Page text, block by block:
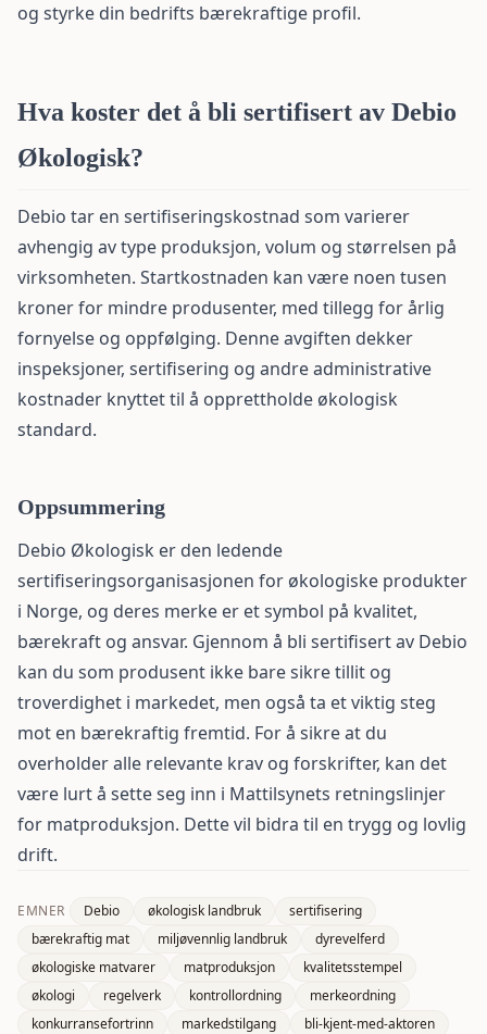
og styrke din bedrifts bærekraftige profil.
Hva koster det å bli sertifisert av Debio
Økologisk?
Debio tar en sertifiseringskostnad som varierer
avhengig av type produksjon, volum og størrelsen på
virksomheten. Startkostnaden kan være noen tusen
kroner for mindre produsenter, med tillegg for årlig
fornyelse og oppfølging. Denne avgiften dekker
inspeksjoner, sertifisering og andre administrative
kostnader knyttet til å opprettholde økologisk
standard.
Oppsummering
Debio Økologisk er den ledende
sertifiseringsorganisasjonen for økologiske produkter
i Norge, og deres merke er et symbol på kvalitet,
bærekraft og ansvar. Gjennom å bli sertifisert av Debio
kan du som produsent ikke bare sikre tillit og
troverdighet i markedet, men også ta et viktig steg
mot en bærekraftig fremtid. For å sikre at du
overholder alle relevante krav og forskrifter, kan det
være lurt å sette seg inn i Mattilsynets retningslinjer
for matproduksjon. Dette vil bidra til en trygg og lovlig
drift.
EMNER Debio økologisk landbruk
sertifisering
bærekraftig mat
miljøvennlig landbruk
dyrevelferd
økologiske matvarer
matproduksjon
kvalitetsstempel
økologi
regelverk kontrollordning
merkeordning
konkurransefortrinn
markedstilgang bli-kjent-med-aktoren